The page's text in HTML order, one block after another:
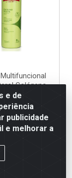
Colágeno
320ml
117987
UN
login ou
se para
preços e
e de
publicidade
e melhorar a